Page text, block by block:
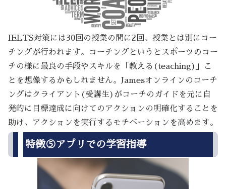
IELTS対策には30回の授業の間に2回、授業とは別にコー
チングが行われます。コーチングというとスポーツのコー
チの様に最良の手段やスキルを「教える(teaching)」こ
とを想像するかもしれません。Jamesオンラインのコーチ
ングはクライアント(受講生)がコーチのガイドを元に自
発的に目標達成に向けてのアクションの明確化することを
助け、アクションを実行するモチベーションを高めます。
特徴⑤アプリでの学習指導